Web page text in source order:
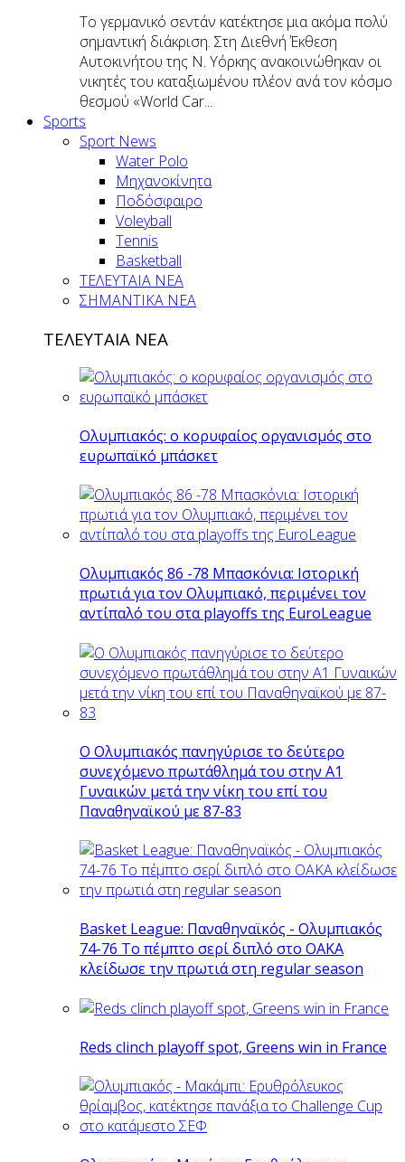
Το γερμανικό σεντάν κατέκτησε μια ακόμα πολύ
σημαντική διάκριση. Στη Διεθνή Έκθεση
Αυτοκινήτου της Ν. Υόρκης ανακοινώθηκαν οι
νικητές του καταξιωμένου πλέον ανά τον κόσμο
θεσμού «World Car...
Sports
Sport News
Water Polo
Μηχανοκίνητα
Ποδόσφαιρο
Voleyball
Tennis
Basketball
ΤΕΛΕΥΤΑΙΑ ΝΕΑ
ΣΗΜΑΝΤΙΚΑ ΝΕΑ
ΤΕΛΕΥΤΑΙΑ ΝΕΑ
Ολυμπιακός: ο κορυφαίος οργανισμός στο
ευρωπαϊκό μπάσκετ
Ολυμπιακός 86 -78 Μπασκόνια: Ιστορική
πρωτιά για τον Ολυμπιακό, περιμένει τον
αντίπαλό του στα playoffs της EuroLeague
Ο Ολυμπιακός πανηγύρισε το δεύτερο
συνεχόμενο πρωτάθλημά του στην Α1
Γυναικών μετά την νίκη του επί του
Παναθηναϊκού με 87-83
Basket League: Παναθηναϊκός - Ολυμπιακός
74-76 Το πέμπτο σερί διπλό στο ΟΑΚΑ
κλείδωσε την πρωτιά στη regular season
Reds clinch playoff spot, Greens win in France